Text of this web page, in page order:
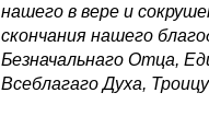
нашего в вере и
скончания нашего
Безначальнаго Отца,
Всеблагаго Духа,